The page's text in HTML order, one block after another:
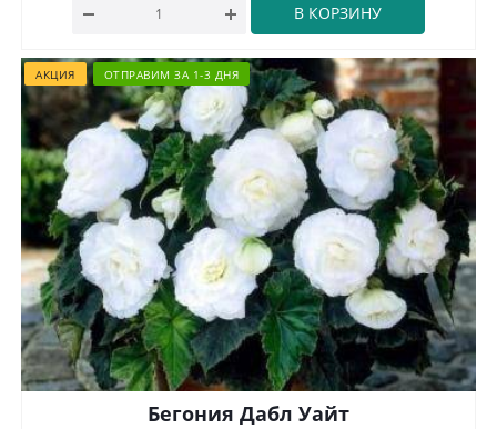
В КОРЗИНУ
АКЦИЯ ОТПРАВИМ ЗА 1-3 ДНЯ
Бегония Дабл Уайт